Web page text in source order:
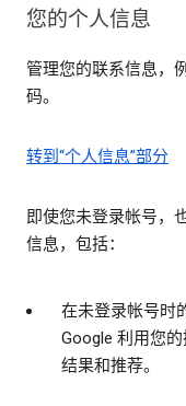
您的个人信息
管理您的联系信息，
码。
转到“个人信息”部分
即使您未登录帐号，
信息，包括：
在未登录帐号时
Google 利用您
结果和推荐。